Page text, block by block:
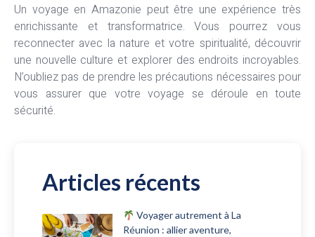
Un voyage en Amazonie peut être une expérience très
enrichissante et transformatrice. Vous pourrez vous
reconnecter avec la nature et votre spiritualité, découvrir
une nouvelle culture et explorer des endroits incroyables.
N’oubliez pas de prendre les précautions nécessaires pour
vous assurer que votre voyage se déroule en toute
sécurité.
Articles récents
Voyager autrement à La
Réunion : allier aventure,